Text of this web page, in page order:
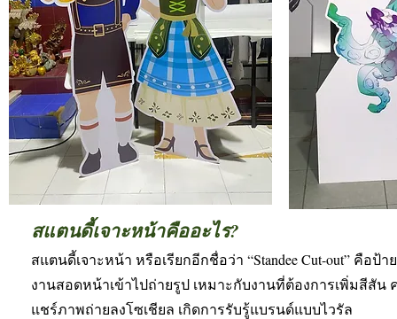
สแตนดี้เจาะหน้าคืออะไร?
สแตนดี้เจาะหน้า หรือเรียกอีกชื่อว่า “Standee Cut-out” คือป้
งานสอดหน้าเข้าไปถ่ายรูป เหมาะกับงานที่ต้องการเพิ่มสีสั
แชร์ภาพถ่ายลงโซเชียล เกิดการรับรู้แบรนด์แบบไวรัล